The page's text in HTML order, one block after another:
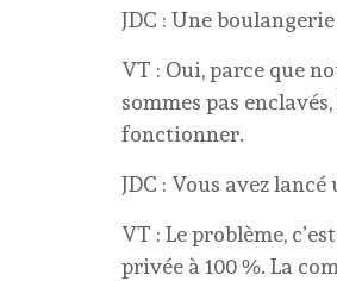
JDC : Une
VT : Oui, parce que
sommes pas
fonctionner.
JDC : Vous avez
VT : Le problème,
privée à 100 %. La